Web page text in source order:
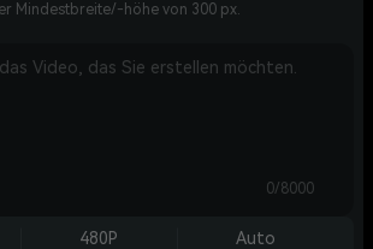
Mindestbreite/-höhe von 300 px.
0/8000
480P Auto